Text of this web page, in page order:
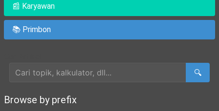
📰 Karyawan
📚 Primbon
🔍
Browse by prefix